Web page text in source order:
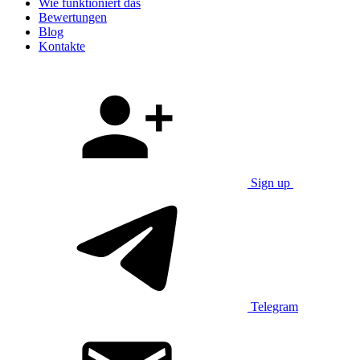
Wie funktioniert das
Bewertungen
Blog
Kontakte
Sign up
Telegram